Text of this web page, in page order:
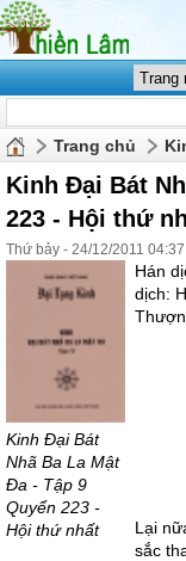
Trang chủ
Kinh Đại Bát
223 - Hội thứ
Thứ bảy - 24/12/2011 04:37
Kinh Đại Bát
Nhã Ba La Mật
Đa - Tập 9
Quyển 223 -
Hội thứ nhất
Hán
dịch:
Lại
sắc